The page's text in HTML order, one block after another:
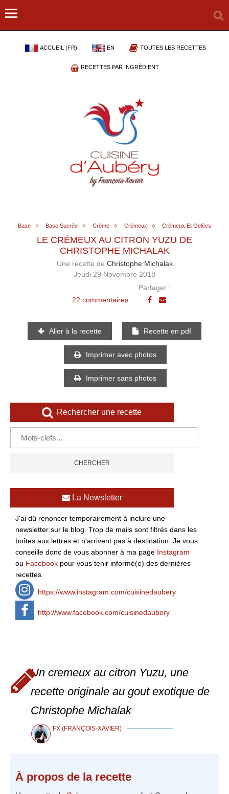
ACCUEIL (FR) EN TOUTES LES RECETTES
RECETTES PAR INGRÉDIENT
Base Base Sucrée Crème Crémeux Crémeux Et Gelées
LE CRÉMEUX AU CITRON YUZU DE
CHRISTOPHE MICHALAK
Une recette de Christophe Michalak
Jeudi 29 Novembre 2018
22 commentaires
Partager :
Aller à la recette Recette en pdf
Imprimer avec photos
Imprimer sans photos
Rechercher une recette
La Newsletter
J'ai dû renoncer temporairement à inclure une
newsletter sur le blog. Trop de mails sont filtrés dans les
boîtes aux lettres et n'arrivent pas à destination. Je vous
conseille donc de vous abonner à ma page Instagram
ou Facebook pour vous tenir informé(e) des dernières
recettes.
https://www.instagram.com/cuisinedaubery
http://www.facebook.com/cuisinedaubery
Un cremeux au citron Yuzu, une
recette originale au gout exotique de
Christophe Michalak
FX (FRANÇOIS-XAVIER)
À propos de la recette